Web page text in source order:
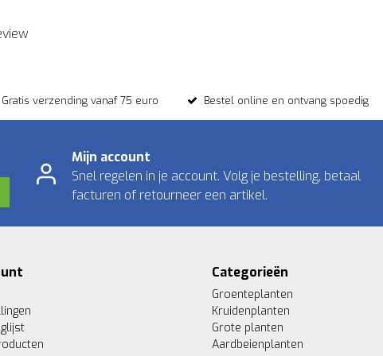
Gratis verzending vanaf 75 euro Bestel online en ontvang spoedig
Mijn account
Snel regelen in je account. Volg je bestelling, betaal
facturen of retourneer een artikel.
Categorieën
Groenteplanten
Kruidenplanten
Grote planten
Aardbeienplanten